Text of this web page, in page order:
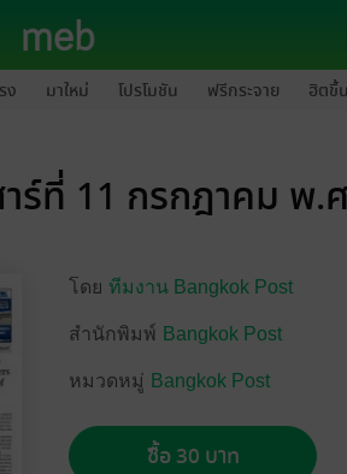
ง มาใหม่ โปรโมชัน ฟรีกระจาย ฮิตขึ้
ร์ที่ 11 กรกฎาคม พ.
โดย ทีมงาน Bangkok Post
สำนักพิมพ์ Bangkok Post
หมวดหมู่ Bangkok Post
ซื้อ 30 บาท